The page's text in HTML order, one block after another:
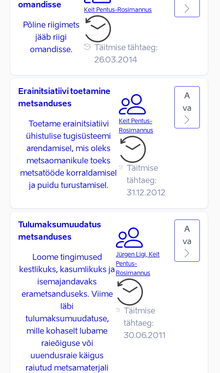
omandisse
Põline riigimets
jääb riigi
omandisse.
Keit Pentus-Rosimannus
Täitmise tähtaeg:
26.03.2014
Erainitsiatiivi toetamine
metsanduses
Toetame erainitsiatiivi
ühistulise tugisüsteemi
arendamisel, mis oleks
metsaomanikule toeks
metsatööde korraldamisel
ja puidu turustamisel.
Keit Pentus-
Rosimannus
Täitmise
tähtaeg:
31.12.2012
A
va
Tulumaksumuudatus
metsanduses
Loome tingimused
kestlikuks, kasumlikuks ja
isemajandavaks
erametsanduseks. Viime
läbi
tulumaksumuudatuse,
mille kohaselt lubame
raieõiguse või
uuendusraie käigus
raiutud metsamaterjali
Jürgen Ligi, Keit
Pentus-
Rosimannus
Täitmise
tähtaeg:
30.06.2011
A
va